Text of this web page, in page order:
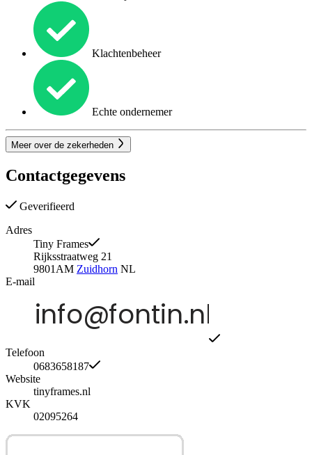
Klachtenbeheer
Echte ondernemer
Meer over de zekerheden
Contactgegevens
Geverifieerd
Adres
Tiny Frames
Rijksstraatweg 21
9801AM Zuidhorn NL
E-mail
Telefoon
0683658187
Website
tinyframes.nl
KVK
02095264